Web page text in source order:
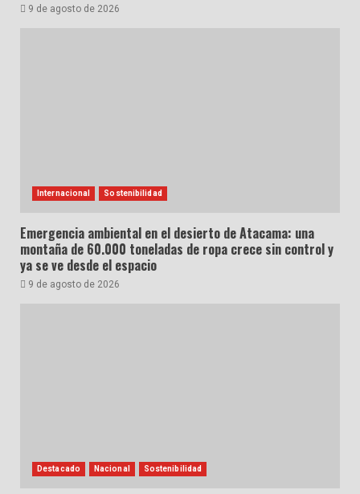
9 de agosto de 2026
Internacional Sostenibilidad
Emergencia ambiental en el desierto de Atacama: una
montaña de 60.000 toneladas de ropa crece sin control y
ya se ve desde el espacio
9 de agosto de 2026
Destacado Nacional Sostenibilidad